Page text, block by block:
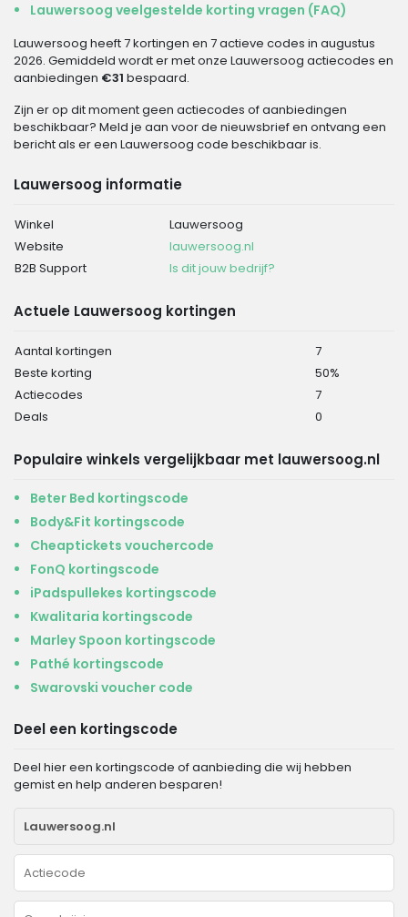
Lauwersoog veelgestelde korting vragen (FAQ)
Lauwersoog heeft 7 kortingen en 7 actieve codes in augustus
2026. Gemiddeld wordt er met onze Lauwersoog actiecodes en
aanbiedingen €31 bespaard.
Zijn er op dit moment geen actiecodes of aanbiedingen
beschikbaar? Meld je aan voor de nieuwsbrief en ontvang een
bericht als er een Lauwersoog code beschikbaar is.
Lauwersoog informatie
Winkel
Lauwersoog
Website
lauwersoog.nl
B2B Support
Is dit jouw bedrijf?
Actuele Lauwersoog kortingen
Aantal kortingen
7
Beste korting
50%
Actiecodes
7
Deals
0
Populaire winkels vergelijkbaar met lauwersoog.nl
Beter Bed kortingscode
Body&Fit kortingscode
Cheaptickets vouchercode
FonQ kortingscode
iPadspullekes kortingscode
Kwalitaria kortingscode
Marley Spoon kortingscode
Pathé kortingscode
Swarovski voucher code
Deel een kortingscode
Deel hier een kortingscode of aanbieding die wij hebben
gemist en help anderen besparen!